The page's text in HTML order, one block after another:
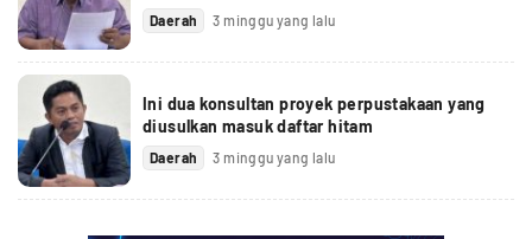
Daerah 3 minggu yang lalu
Ini dua konsultan proyek perpustakaan yang
diusulkan masuk daftar hitam
Daerah 3 minggu yang lalu